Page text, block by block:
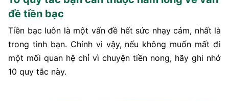
đề tiền bạc
Tiền bạc luôn là một vấn đề hết sức nhạy cảm, nhất là
trong tình bạn. Chính vì vậy, nếu không muốn mất đi
một mối quan hệ chỉ vì chuyện tiền nong, hãy ghi nhớ
10 quy tắc này.